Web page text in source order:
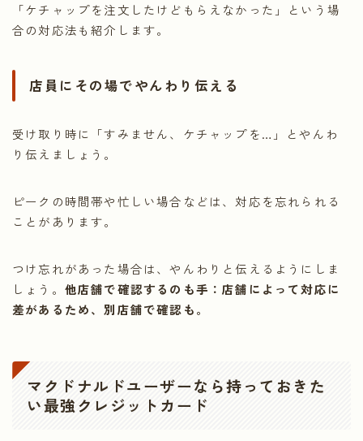
「ケチャップを注文したけどもらえなかった」という場
合の対応法も紹介します。
店員にその場でやんわり伝える
受け取り時に「すみません、ケチャップを…」とやんわ
り伝えましょう。
ピークの時間帯や忙しい場合などは、対応を忘れられる
ことがあります。
つけ忘れがあった場合は、やんわりと伝えるようにしま
しょう。 他店舗で確認するのも手：店舗によって対応に
差があるため、別店舗で確認も。
マクドナルドユーザーなら持っておきた
い最強クレジットカード